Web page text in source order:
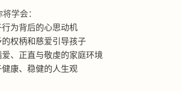
学会：
为背后的心思动机
权柄和慈爱引导孩子
、正直与敬虔的家庭环境
康、稳健的人生观